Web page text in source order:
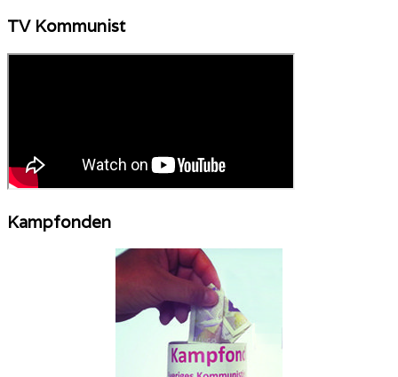
TV Kommunist
Kampfonden